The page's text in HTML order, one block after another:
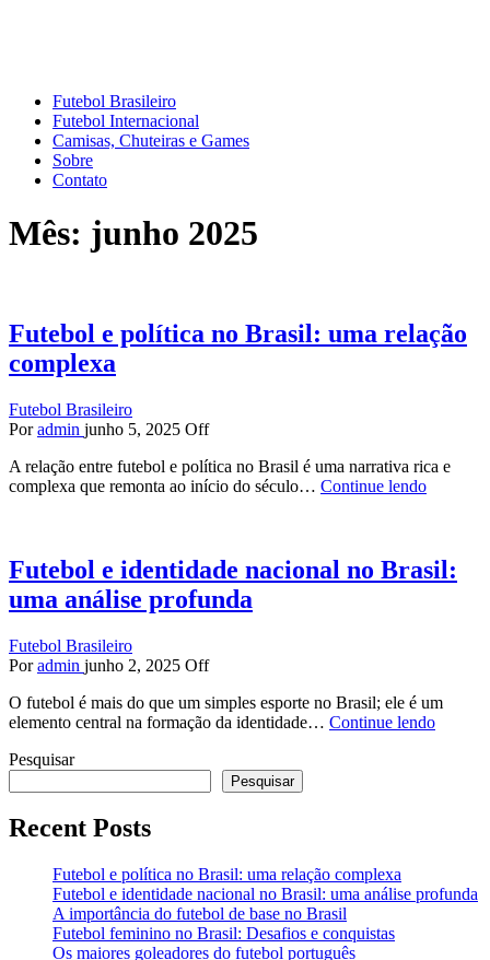
Futebol Brasileiro
Futebol Internacional
Camisas, Chuteiras e Games
Sobre
Contato
Mês: junho 2025
Futebol e política no Brasil: uma relação
complexa
Futebol Brasileiro
Por admin junho 5, 2025 Off
A relação entre futebol e política no Brasil é uma narrativa rica e
complexa que remonta ao início do século… Continue lendo
Futebol e identidade nacional no Brasil:
uma análise profunda
Futebol Brasileiro
Por admin junho 2, 2025 Off
O futebol é mais do que um simples esporte no Brasil; ele é um
elemento central na formação da identidade… Continue lendo
Pesquisar
Pesquisar
Recent Posts
Futebol e política no Brasil: uma relação complexa
Futebol e identidade nacional no Brasil: uma análise profunda
A importância do futebol de base no Brasil
Futebol feminino no Brasil: Desafios e conquistas
Os maiores goleadores do futebol português